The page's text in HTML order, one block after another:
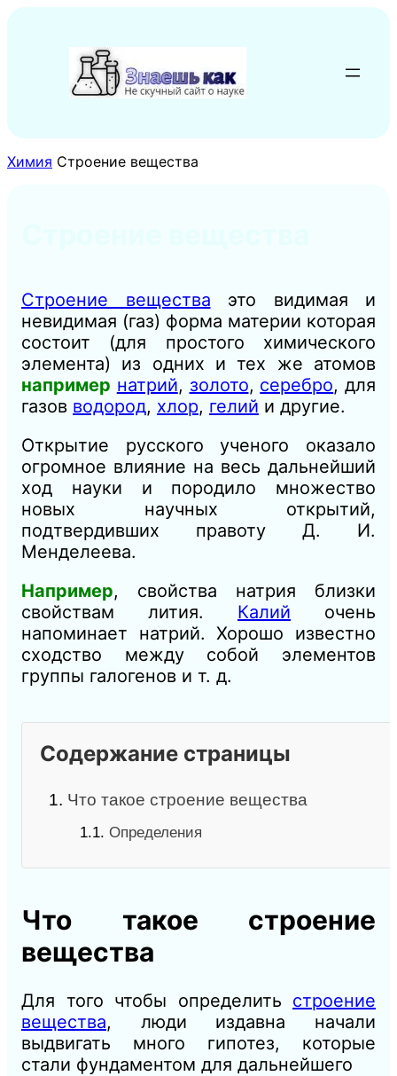
содержимому
Химия Строение вещества
Строение вещества это видимая и
невидимая (газ) форма материи которая
состоит (для простого химического
элемента) из одних и тех же атомов
например натрий, золото, серебро, для
газов водород, хлор, гелий и другие.
Открытие русского ученого оказало
огромное влияние на весь дальнейший
ход науки и породило множество
новых научных открытий,
подтвердивших правоту Д. И.
Менделеева.
Например, свойства натрия близки
свойствам лития. Калий очень
напоминает натрий. Хорошо известно
сходство между собой элементов
группы галогенов и т. д.
Содержание страницы
1. Что такое строение вещества
1.1. Определения
Что такое строение
вещества
Для того чтобы определить строение
вещества, люди издавна начали
выдвигать много гипотез, которые
стали фундаментом для дальнейшего